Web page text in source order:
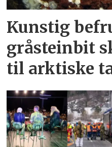
Kunstig
gråsteinbit
til arktiske